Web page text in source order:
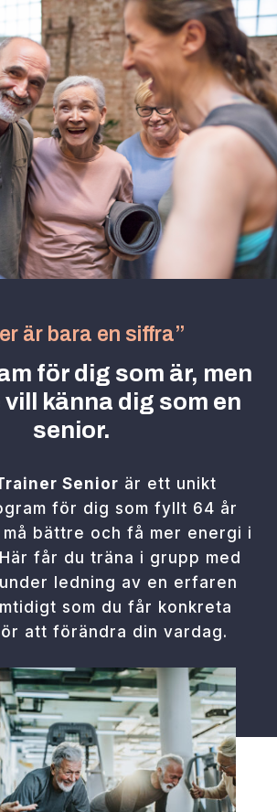
är bara en siffra”
för dig som är, men
känna dig som en
senior.
Senior är ett unikt
för dig som fyllt 64 år
bättre och få mer energi i
får du träna i grupp med
ledning av en erfaren
som du får konkreta
att förändra din vardag.